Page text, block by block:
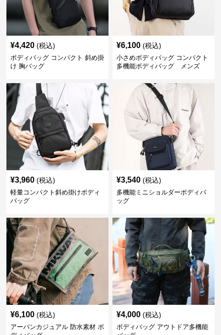
¥4,420 (税込)
ボディバッグ コンパクト 斜め掛
け 胸バッグ
¥6,100 (税込)
小さめボディバッグ コンパクト
多機能ボディバッグ メンズ
¥3,960 (税込)
軽量コンパクト斜め掛けボディ
バッグ
¥3,540 (税込)
多機能ミニショルダーボディバ
ッグ
¥6,100 (税込)
アーバンカジュアル 防水素材 ボ
¥4,000 (税込)
ボディバッグ アウトドア多機能